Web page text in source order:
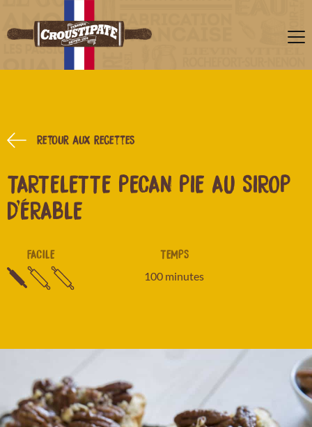
Retour aux recettes
TARTELETTE PECAN PIE AU SIROP
D'ÉRABLE
FACILE TEMPS
100 minutes